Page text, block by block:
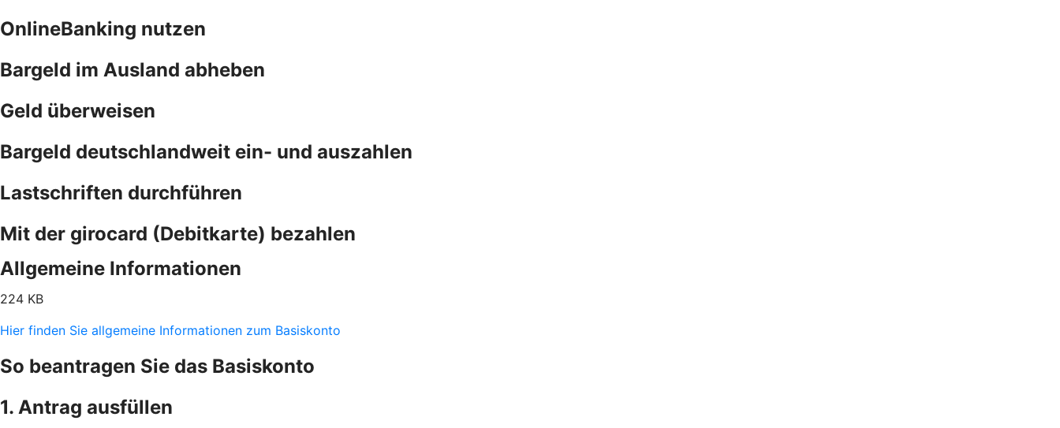
OnlineBanking nutzen
Bargeld im Ausland abheben
Geld überweisen
Bargeld deutschlandweit ein- und auszahlen
Lastschriften durchführen
Mit der girocard (Debitkarte) bezahlen
Allgemeine Informationen
224 KB
Hier finden Sie allgemeine Informationen zum Basiskonto
So beantragen Sie das Basiskonto
1. Antrag ausfüllen